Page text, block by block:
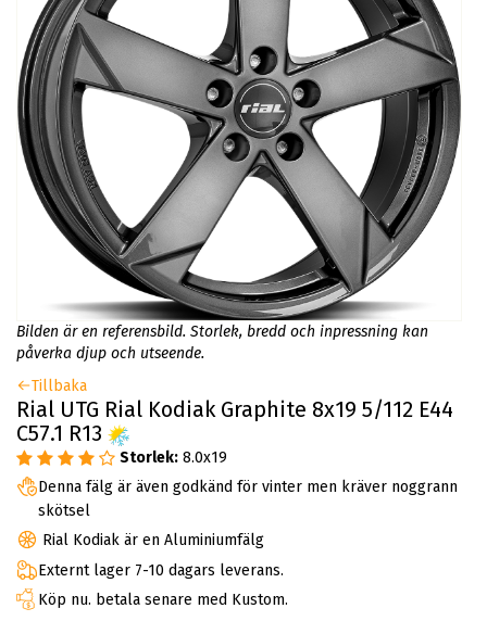
Bilden är en referensbild. Storlek, bredd och inpressning kan
påverka djup och utseende.
Tillbaka
Rial UTG Rial Kodiak Graphite 8x19 5/112 E44
C57.1 R13
Storlek: 8.0x19
Denna fälg är även godkänd för vinter men kräver noggrann
skötsel
Rial Kodiak är en Aluminiumfälg
Externt lager 7-10 dagars leverans.
Köp nu. betala senare med Kustom.